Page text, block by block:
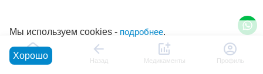
Главная Назад Медикаменты Профиль
Мы используем cookies - подробнее.
Хорошо